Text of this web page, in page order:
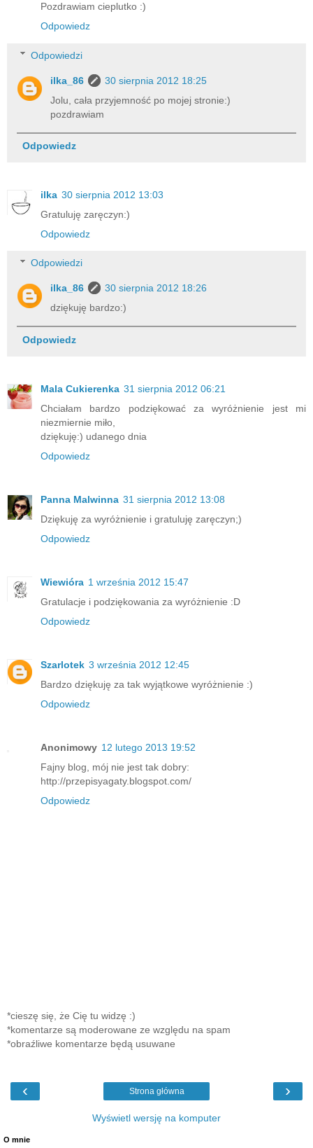
Pozdrawiam cieplutko :)
Odpowiedz
Odpowiedzi
ilka_86
30 sierpnia 2012 18:25
Jolu, cała przyjemność po mojej stronie:)
pozdrawiam
Odpowiedz
ilka 30 sierpnia 2012 13:03
Gratuluję zaręczyn:)
Odpowiedz
Odpowiedzi
ilka_86
30 sierpnia 2012 18:26
dziękuję bardzo:)
Odpowiedz
Mala Cukierenka 31 sierpnia 2012 06:21
Chciałam bardzo podziękować za wyróżnienie jest mi
niezmiernie miło,
dziękuję:) udanego dnia
Odpowiedz
Panna Malwinna 31 sierpnia 2012 13:08
Dziękuję za wyróżnienie i gratuluję zaręczyn;)
Odpowiedz
Wiewióra 1 września 2012 15:47
Gratulacje i podziękowania za wyróżnienie :D
Odpowiedz
Szarlotek 3 września 2012 12:45
Bardzo dziękuję za tak wyjątkowe wyróżnienie :)
Odpowiedz
Anonimowy 12 lutego 2013 19:52
Fajny blog, mój nie jest tak dobry:
http://przepisyagaty.blogspot.com/
Odpowiedz
*cieszę się, że Cię tu widzę :)
*komentarze są moderowane ze względu na spam
*obraźliwe komentarze będą usuwane
‹ ›
Strona główna
Wyświetl wersję na komputer
O mnie